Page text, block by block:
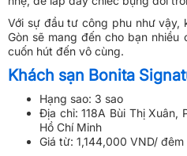
Với sự đầu tư công phu như vậy,
Gòn sẽ mang đến cho bạn nhiều
cuốn hút đến vô cùng.
Khách sạn Bonita
Hạng sao: 3 sao
Địa chỉ: 118A Bùi Thị Xuân,
Hồ Chí Minh
Giá từ: 1,144,000 VND/ đêm